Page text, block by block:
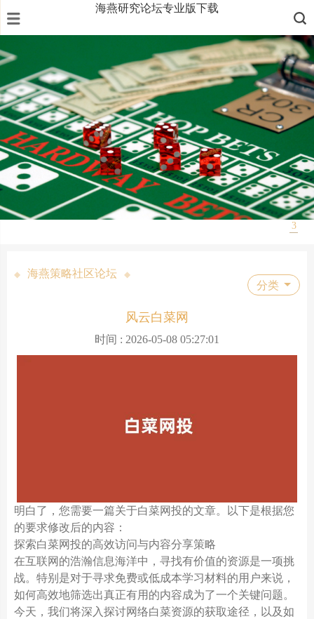
海燕研究论坛专业版下载
3
◆ 海燕策略社区论坛 ◆
分类
风云白菜网
时间 : 2026-05-08 05:27:01
明白了，您需要一篇关于白菜网投的文章。以下是根据您
的要求修改后的内容：
探索白菜网投的高效访问与内容分享策略
在互联网的浩瀚信息海洋中，寻找有价值的资源是一项挑
战。特别是对于寻求免费或低成本学习材料的用户来说，
如何高效地筛选出真正有用的内容成为了一个关键问题。
今天，我们将深入探讨网络白菜资源的获取途径，以及如